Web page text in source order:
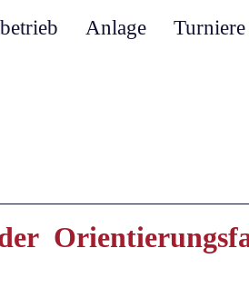
Turniere
Anlage